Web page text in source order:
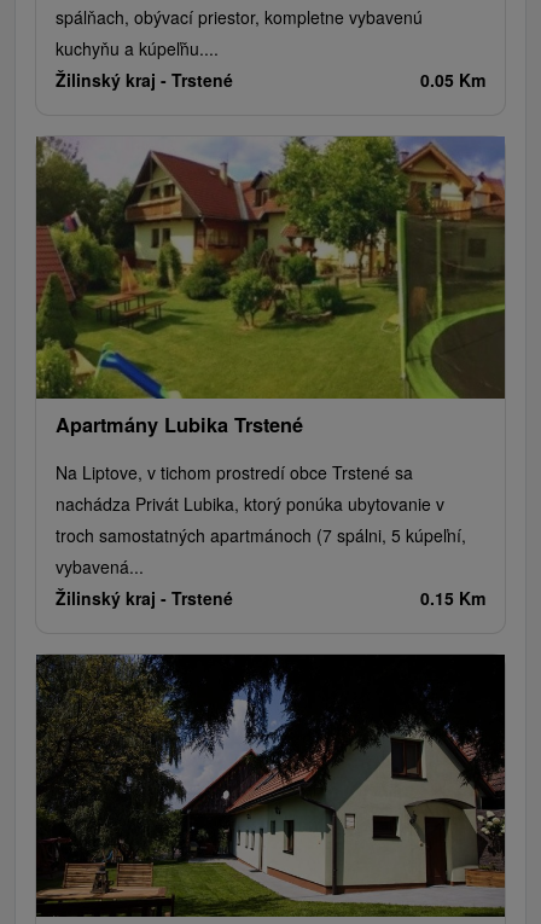
spálňach, obývací priestor, kompletne vybavenú
kuchyňu a kúpeľňu....
Žilinský kraj - Trstené 0.05 Km
Apartmány Lubika Trstené
Na Liptove, v tichom prostredí obce Trstené sa
nachádza Privát Lubika, ktorý ponúka ubytovanie v
troch samostatných apartmánoch (7 spálni, 5 kúpeľní,
vybavená...
Žilinský kraj - Trstené 0.15 Km